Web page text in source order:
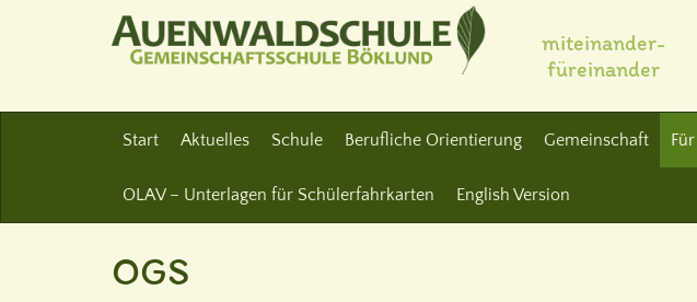
miteinander-
füreinander
Start Aktuelles Schule Berufliche Orientierung Gemeinschaft
OLAV – Unterlagen für Schülerfahrkarten English Version
OGS